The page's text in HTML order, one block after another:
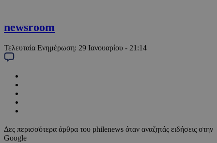
newsroom
Τελευταία Ενημέρωση: 29 Ιανουαρίου - 21:14
Δες περισσότερα άρθρα του philenews όταν αναζητάς ειδήσεις στην
Google